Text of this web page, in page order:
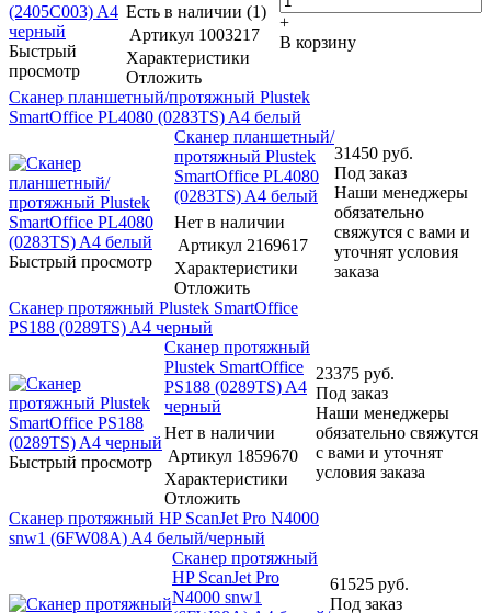
Быстрый
просмотр
Есть в наличии (1)
Артикул 1003217
Характеристики
Отложить
+
В корзину
Сканер планшетный/протяжный Plustek
SmartOffice PL4080 (0283TS) A4 белый
Быстрый просмотр
Сканер планшетный/
протяжный Plustek
SmartOffice PL4080
(0283TS) A4 белый
Нет в наличии
Артикул 2169617
Характеристики
Отложить
31450 руб.
Под заказ
Наши менеджеры
обязательно
свяжутся с вами и
уточнят условия
заказа
Сканер протяжный Plustek SmartOffice
PS188 (0289TS) A4 черный
Быстрый просмотр
Сканер протяжный
Plustek SmartOffice
PS188 (0289TS) A4
черный
Нет в наличии
Артикул 1859670
Характеристики
Отложить
23375 руб.
Под заказ
Наши менеджеры
обязательно свяжутся
с вами и уточнят
условия заказа
Сканер протяжный HP ScanJet Pro N4000
snw1 (6FW08A) A4 белый/черный
Сканер протяжный
HP ScanJet Pro
N4000 snw1
61525 руб.
Под заказ